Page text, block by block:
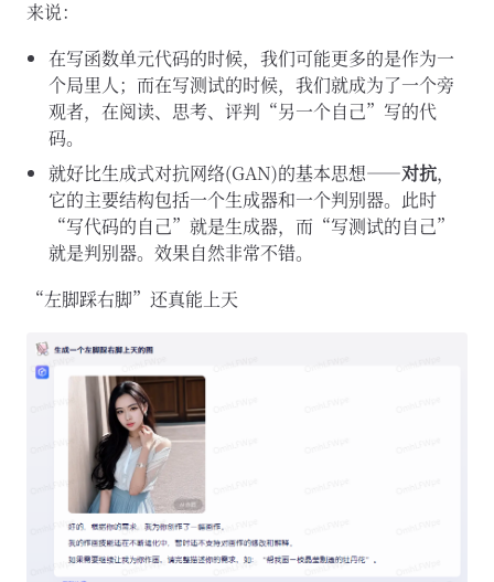
来说：
在写函数单元代码的时候，我们可能更多的是作为一
个局里人；而在写测试的时候，我们就成为了一个旁
观者，在阅读、思考、评判“另一个自己”写的代
码。
就好比生成式对抗网络(GAN)的基本思想——对抗，
它的主要结构包括一个生成器和一个判别器。此时
“写代码的自己”就是生成器，而“写测试的自己”
就是判别器。效果自然非常不错。
“左脚踩右脚”还真能上天